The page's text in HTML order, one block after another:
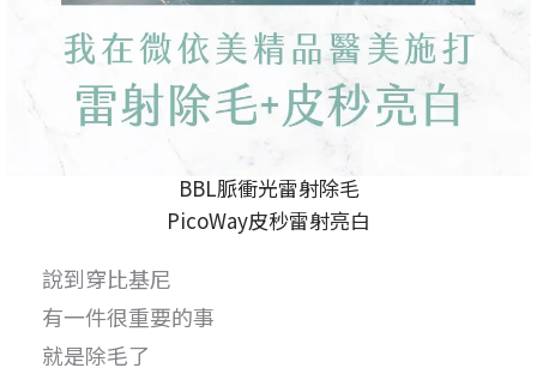
BBL脈衝光雷射除毛
PicoWay皮秒雷射亮白
說到穿比基尼
有一件很重要的事
就是除毛了